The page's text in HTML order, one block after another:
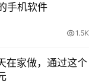
手机软件
1.5K
在家做，通过这个